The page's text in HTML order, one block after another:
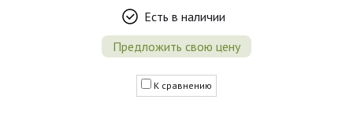
Есть в наличии
Предложить свою цену
К сравнению